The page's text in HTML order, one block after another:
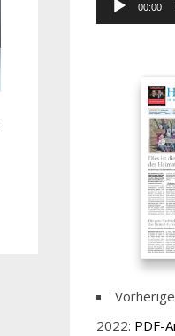
00:00
2022: PDF-